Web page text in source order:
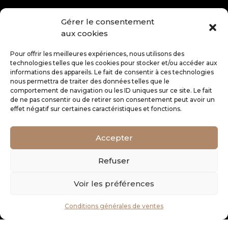
Gérer le consentement
aux cookies
Pour offrir les meilleures expériences, nous utilisons des
technologies telles que les cookies pour stocker et/ou accéder aux
informations des appareils. Le fait de consentir à ces technologies
nous permettra de traiter des données telles que le
comportement de navigation ou les ID uniques sur ce site. Le fait
de ne pas consentir ou de retirer son consentement peut avoir un
effet négatif sur certaines caractéristiques et fonctions.
Accepter
Refuser
Voir les préférences
Conditions générales de ventes
INFORMATIONS
RETOURS
SERVICE CLIENT
E-CARTE CADEAU
MON COMPTE